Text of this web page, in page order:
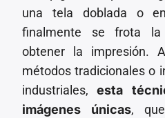
una tela doblada o
finalmente se frota
obtener la impresión.
métodos tradicionales o
industriales,esta
imágenes únicas,